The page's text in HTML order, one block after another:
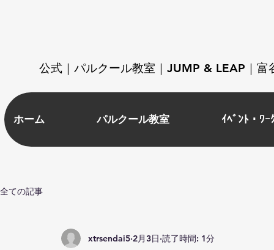
公式｜パルクール教室｜JUMP & LEAP｜
ホーム パルクール教室 ｲﾍﾞﾝﾄ・ﾜｰ
全ての記事
xtrsendai5 2月3日 読了時間: 1分